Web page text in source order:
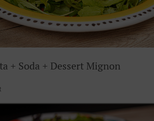
+ Soda + Dessert Mignon